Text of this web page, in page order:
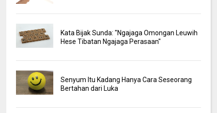
Kata Bijak Sunda: "Ngajaga Omongan Leuwih
Hese Tibatan Ngajaga Perasaan"
Senyum Itu Kadang Hanya Cara Seseorang
Bertahan dari Luka